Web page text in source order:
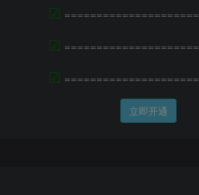
☑ =====================
☑ =====================
☑ =====================
立即开通